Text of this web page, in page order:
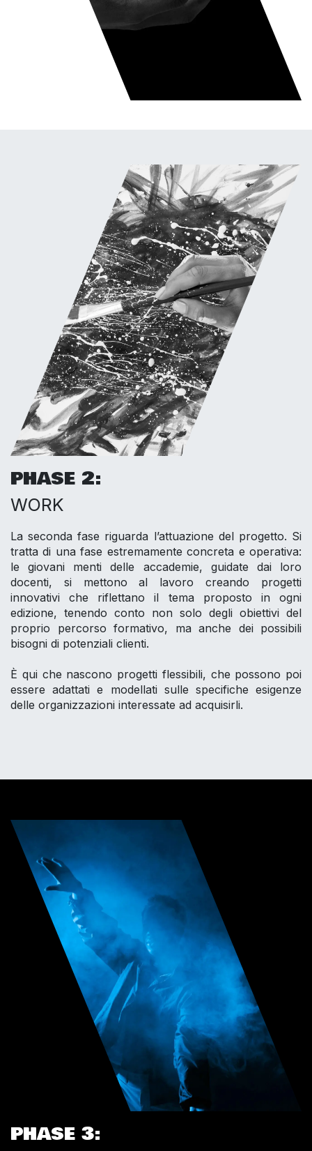
PHASE 2:
WORK
La seconda fase riguarda l’attuazione del progetto. Si
tratta di una fase estremamente concreta e operativa:
le giovani menti delle accademie, guidate dai loro
docenti, si mettono al lavoro creando progetti
innovativi che riflettano il tema proposto in ogni
edizione, tenendo conto non solo degli obiettivi del
proprio percorso formativo, ma anche dei possibili
bisogni di potenziali clienti.
È qui che nascono progetti flessibili, che possono poi
essere adattati e modellati sulle specifiche esigenze
delle organizzazioni interessate ad acquisirli.
PHASE 3: